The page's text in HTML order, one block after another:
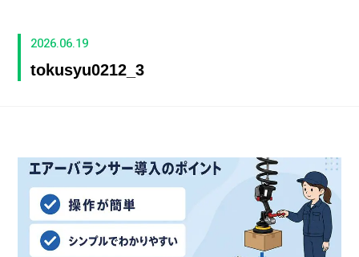
2026.06.19
tokusyu0212_3